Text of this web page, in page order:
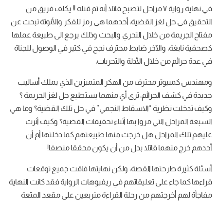
في نهاية رواية ٧ مراحل لتصبح قاتلا أنه تم قتله !! يكلف فريق من
التحقيق في حل لغز القضية، أحدهما هي رمز للفكر والأنوثة تبحث عن
مفتاح الجريمة من خلال التحري والبحث وذلك يرجع الى طبيعة عملها
كصحفية نابغة، والآخر ضابط محترف نجح في كثير في الوصول للجناة
في عدة جرائم من خلال الأدلة والتحريات،
ومهندس كمبيوتر محترف من الهكر المتميزين الذي يملك أساليب
جديدة في كشف الجرائم، ترى أي منهما يستطيع حل لغز الجريمة ؟
وكيف تدخلت نظرية “الاسقاط النجمي” في حل تلك القضية؟ وما هي
السبعة المراحل التي مروا بها أثناء تحقيقات القضية؟ وكيف أثرت
عليهم تلك المراحل هل خرجت منها طبيعتهم كما دخلتها أم أن
أحدهم خرج متهما قاتلا بدل من أن يكون محققا منصفا!
أسئلة كثيرة طرحتها القصة، ولكن نهايتها فاقت جميع توقعات
قراءها كما جاء على تعليقاتهم في ريفيوهات الرواية فقد كانت النهاية
مفاجأة لهم أخرجتهم من رحلة القراءة متربعين على مقعد المتعة